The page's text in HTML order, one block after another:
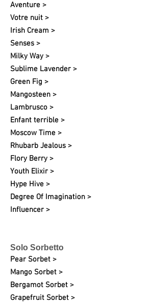
Aventure >
Votre nuit​ >
Irish Cream >
Senses >
Milky Way >
Sublime Lavender >
Green Fig >
Mangosteen >
Lambrusco >
Enfant terrible >
Moscow Time >
Rhubarb Jealous >
Flory Berry >
Youth Elixir >
Hype Hive >
Degree Of Imagination >
Influencer >
Solo Sorbetto
Pear Sorbet >
Mango Sorbet >
Bergamot Sorbet >
Grapefruit Sorbet >